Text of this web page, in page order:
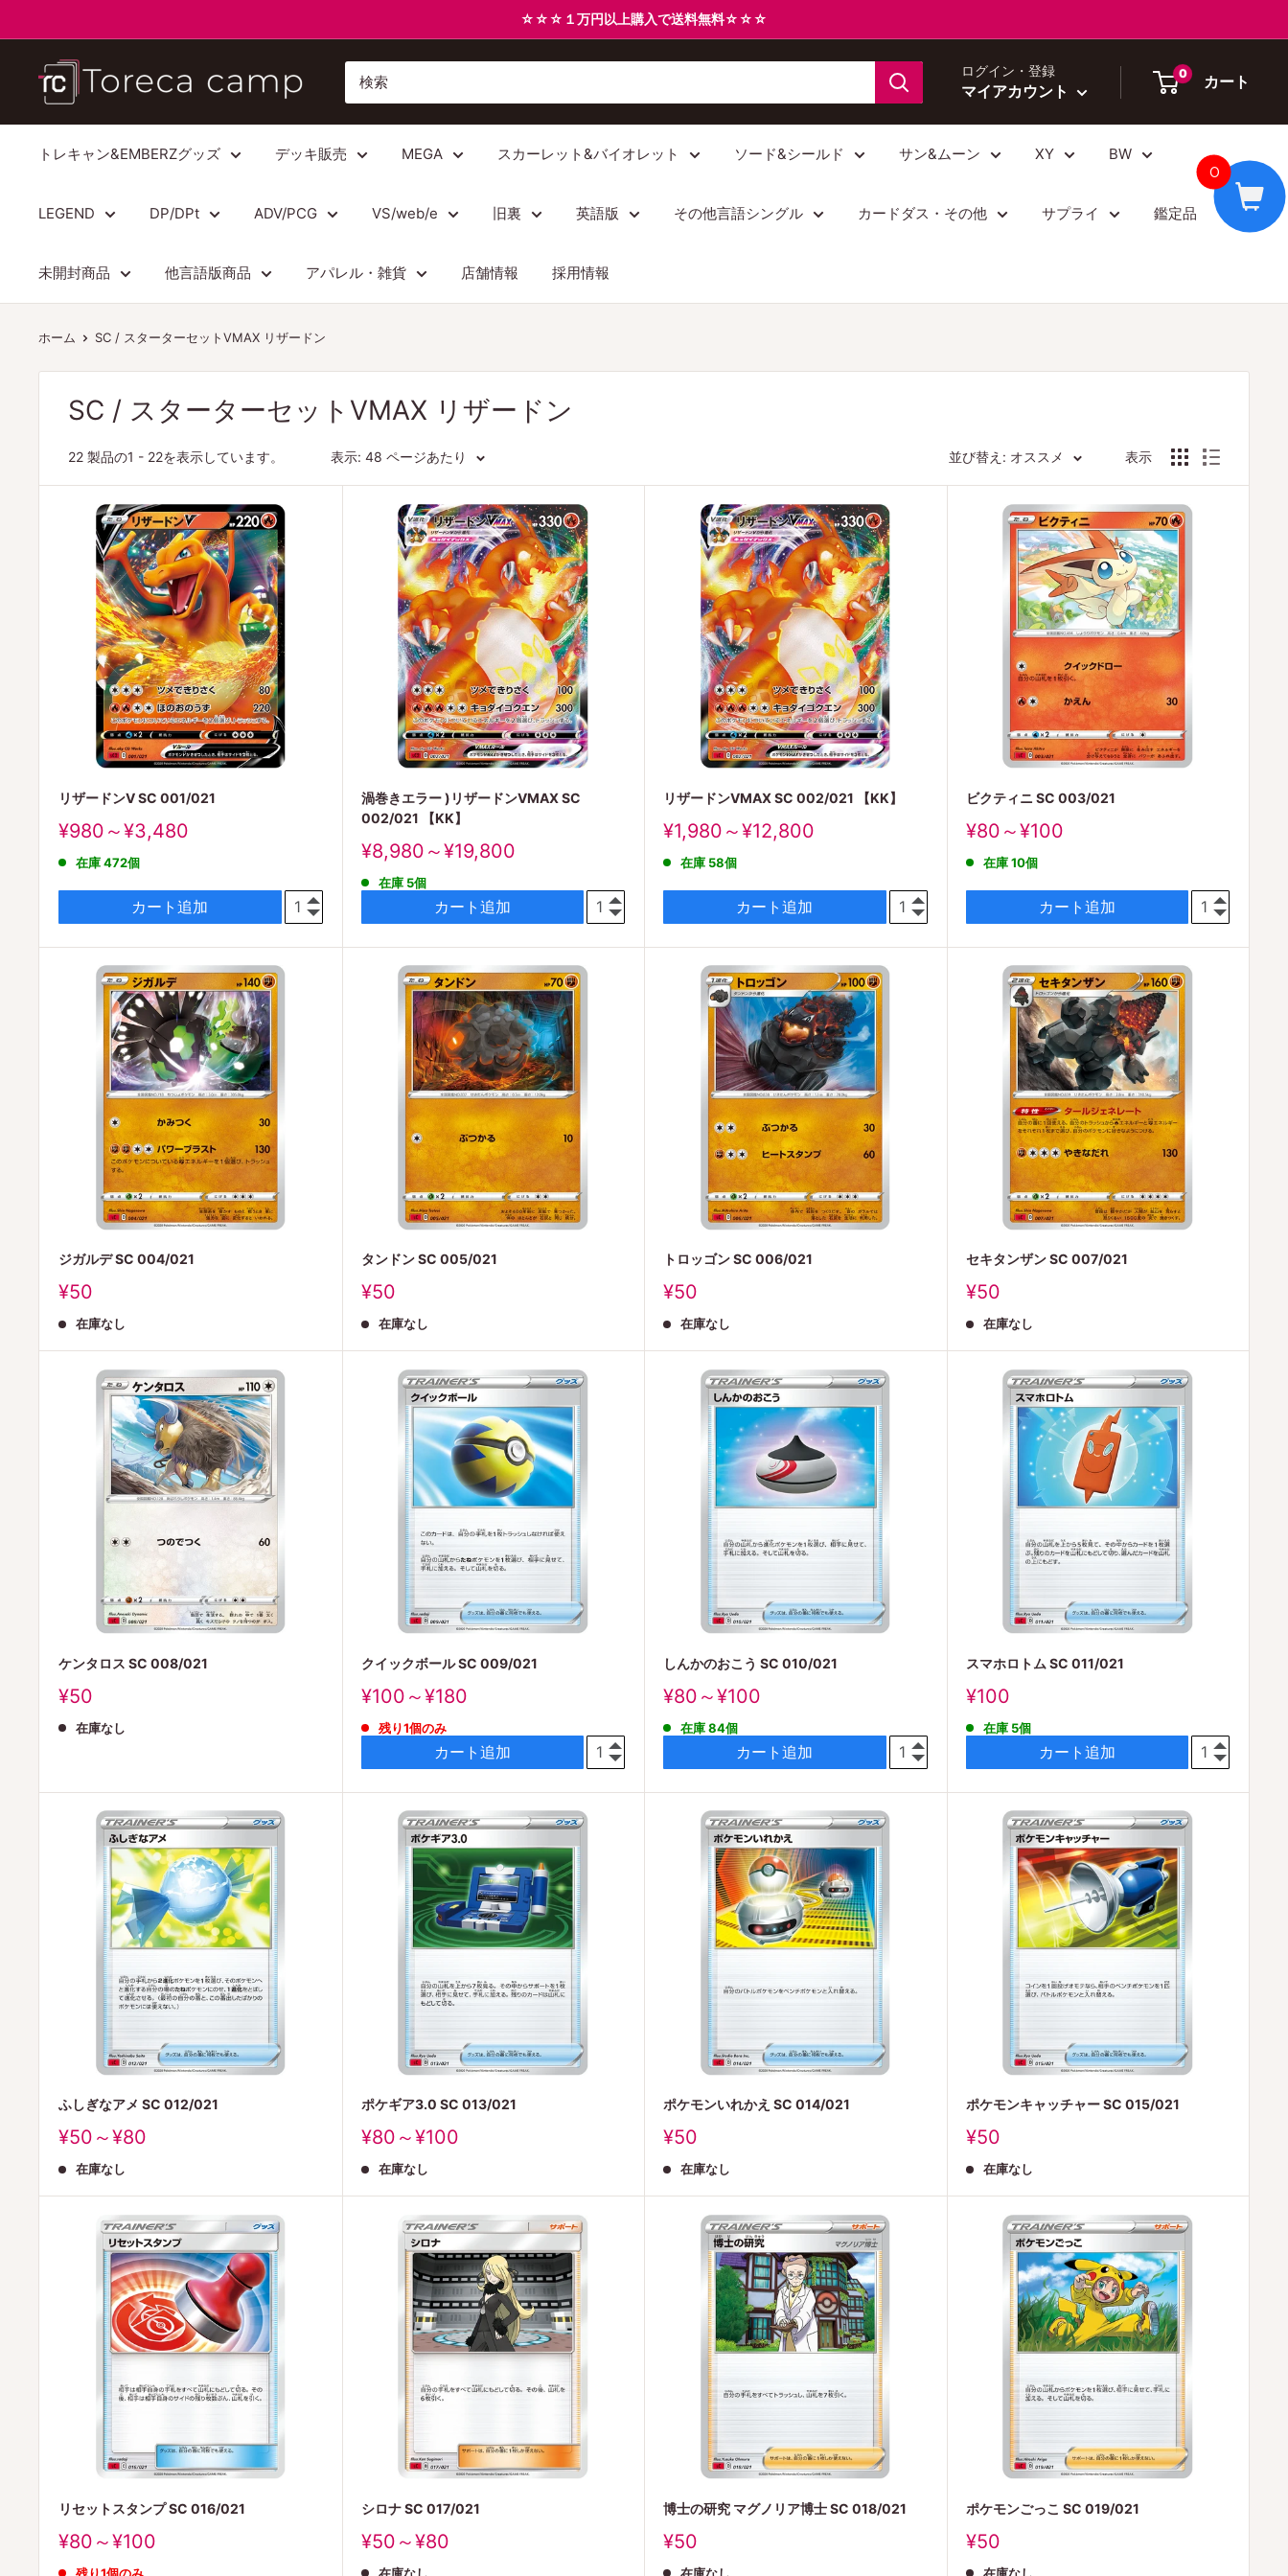
ン
る
☆☆☆１万円以上購入で送料無料☆☆☆
ト
レ
カ
キ
ン
ログイン・登録
マイアカウント
0 カート
トレキャン&EMBERZグッズ デッキ販売 MEGA スカーレット&バイオレット ソード&シールド サン&ムーン XY BW
LEGEND DP/DPt ADV/PCG VS/web/e 旧裏 英語版 その他言語シングル カードダス・その他 サプライ 鑑定品
未開封商品 他言語版商品 アパレル・雑貨 店舗情報 採用情報
ホーム SC / スターターセットVMAX リザードン
SC / スターターセットVMAX リザードン
22 製品の1 - 22を表示しています。 表示: 48 ページあたり 並び替え: オススメ 表示
リザードンV SC 001/021
販
価
格
¥980～¥3,480
在庫 472個
カート追加
渦巻きエラー )リザードンVMAX SC
002/021 【KK】
販
価
¥8,980～¥19,800
在庫 5個
カート追加
リザードンVMAX SC 002/021 【KK】
販
価
格
¥1,980～¥12,800
在庫 58個
カート追加
ビクティニ SC 003/021
販
価
格
¥80～¥100
在庫 10個
カート追加
ジガルデ SC 004/021
販
価
格
¥50
在庫なし
タンドン SC 005/021
販
価
格
¥50
在庫なし
トロッゴン SC 006/021
販
価
格
¥50
在庫なし
セキタンザン SC 007/021
販
価
格
¥50
在庫なし
ケンタロス SC 008/021
販
価
¥50
在庫なし
クイックボール SC 009/021
販
価
¥100～¥180
残り1個のみ
カート追加
しんかのおこう SC 010/021
販
価
¥80～¥100
在庫 84個
カート追加
スマホロトム SC 011/021
販
価
¥100
在庫 5個
カート追加
ふしぎなアメ SC 012/021
販
価
格
¥50～¥80
在庫なし
ポケギア3.0 SC 013/021
販
価
格
¥80～¥100
在庫なし
ポケモンいれかえ SC 014/021
販
価
格
¥50
在庫なし
ポケモンキャッチャー SC 015/021
販
価
格
¥50
在庫なし
リセットスタンプ SC 016/021
販
¥80～¥100
残り1個のみ
シロナ SC 017/021
販
¥50～¥80
在庫なし
博士の研究 マグノリア博士 SC 018/021
販
¥50
在庫なし
ポケモンごっこ SC 019/021
販
¥50
在庫なし
0